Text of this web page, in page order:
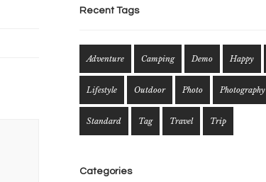
Recent Tags
Adventure Camping Demo Happy
Lifestyle Outdoor Photo Photography
Standard Tag Travel Trip
Categories